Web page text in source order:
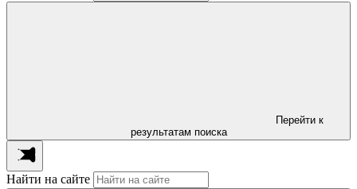
Перейти к
результатам поиска
Найти на сайте